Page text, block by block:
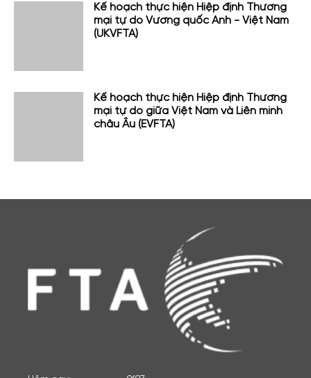
Kế hoạch thực hiện Hiệp định Thương
mại tự do Vương quốc Anh - Việt Nam
(UKVFTA)
Kế hoạch thực hiện Hiệp định Thương
mại tự do giữa Việt Nam và Liên minh
châu Âu (EVFTA)